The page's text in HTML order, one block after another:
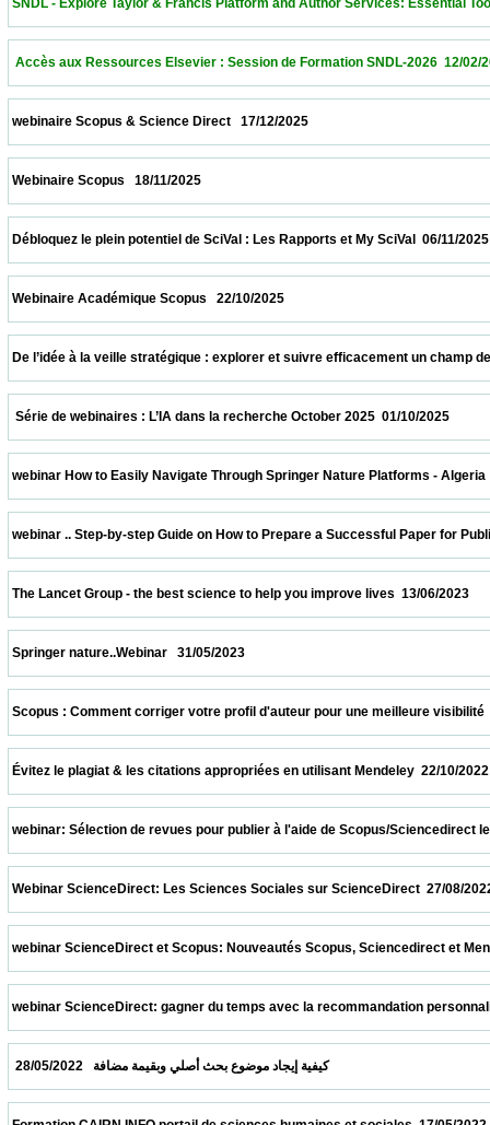
SNDL - Explore Taylor & Francis Platform and Author Services:
Accès aux Ressources Elsevier : Session de Formation SNDL-
webinaire Scopus & Science Direct   17/12/2025
Webinaire Scopus   18/11/2025
Débloquez le plein potentiel de SciVal : Les Rapports et My
Webinaire Académique Scopus   22/10/2025
De l’idée à la veille stratégique : explorer et suivre efficacement
Série de webinaires : L’IA dans la recherche October 2025  01/
webinar How to Easily Navigate Through Springer Nature
webinar .. Step-by-step Guide on How to Prepare a Successful
The Lancet Group - the best science to help you improve lives
Springer nature..Webinar   31/05/2023
Scopus : Comment corriger votre profil d'auteur pour une
Évitez le plagiat & les citations appropriées en utilisant
webinar: Sélection de revues pour publier à l'aide de Scopus/
Webinar ScienceDirect: Les Sciences Sociales sur
webinar ScienceDirect et Scopus: Nouveautés Scopus,
webinar ScienceDirect: gagner du temps avec la recommandation
كيفية إيجاد موضوع بحث أصلي وبقيمة مضافة   28/05/2022